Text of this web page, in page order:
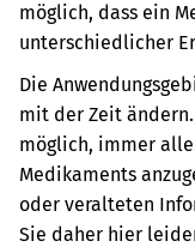
möglich, dass ein
unterschiedlicher
Die
mit der Zeit
möglich, immer
Medikaments
oder veralteten
Sie daher hier